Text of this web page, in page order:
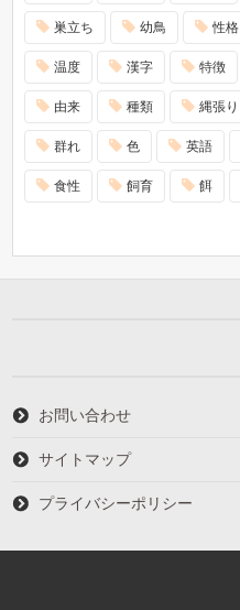
巣立ち 幼鳥 性格
温度 漢字 特徴
由来 種類 縄張り
群れ 色 英語
食性 飼育 餌
お問い合わせ
サイトマップ
プライバシーポリシー